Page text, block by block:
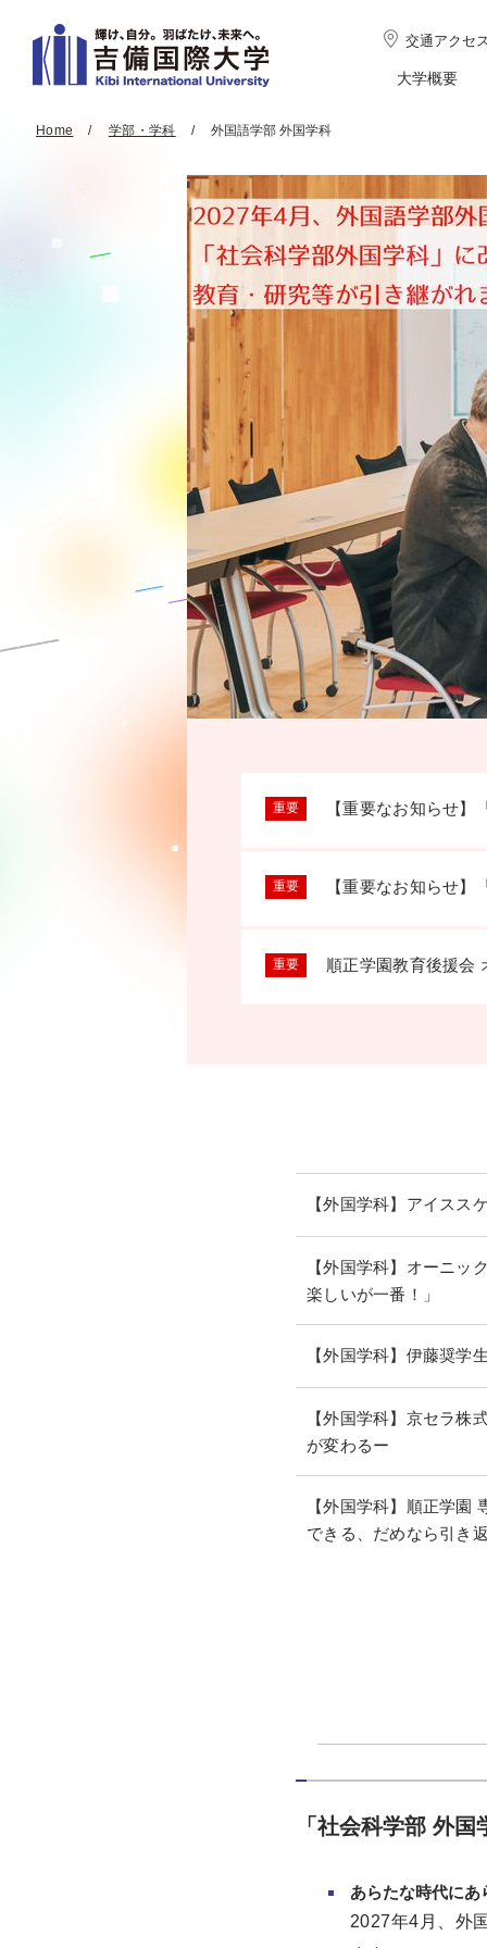
交通アクセ
大学概要
Home 学部・学科 外国語学部 外国学科
重要 【重要なお知らせ
重要 【重要なお知らせ
重要 順正学園教育後援会
【外国学科】アイスス
【外国学科】オーニ
楽しいが一番！」
【外国学科】伊藤奨学
【外国学科】京セラ
が変わるー
【外国学科】順正学
できる、だめなら引き
「社会科学部 外
あらたな時代にあ
2027年4月、外